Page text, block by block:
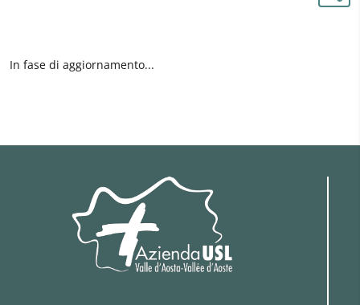
In fase di aggiornamento...